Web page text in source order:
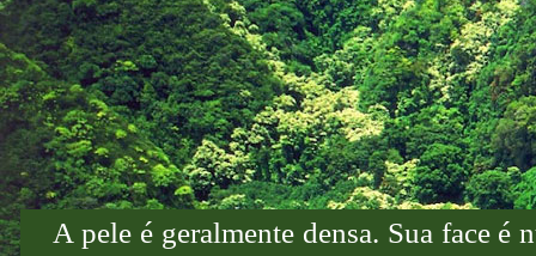
A pele é geralmente densa. Sua face é